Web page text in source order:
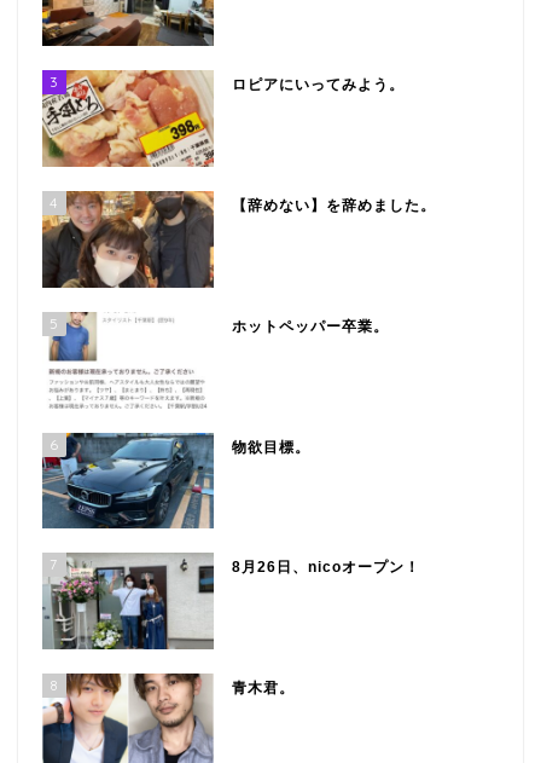
3 ロピアにいってみよう。
4 【辞めない】を辞めました。
5 ホットペッパー卒業。
6 物欲目標。
7 8月26日、nicoオープン！
8 青木君。